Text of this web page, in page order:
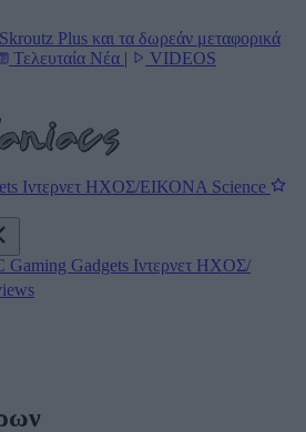
Plus και τα δωρεάν μεταφορικά
Τελευταία Νέα | VIDEOS
Ιντερνετ ΗΧΟΣ/ΕΙΚΟΝΑ Science
Gaming Gadgets Ιντερνετ ΗΧΟΣ/